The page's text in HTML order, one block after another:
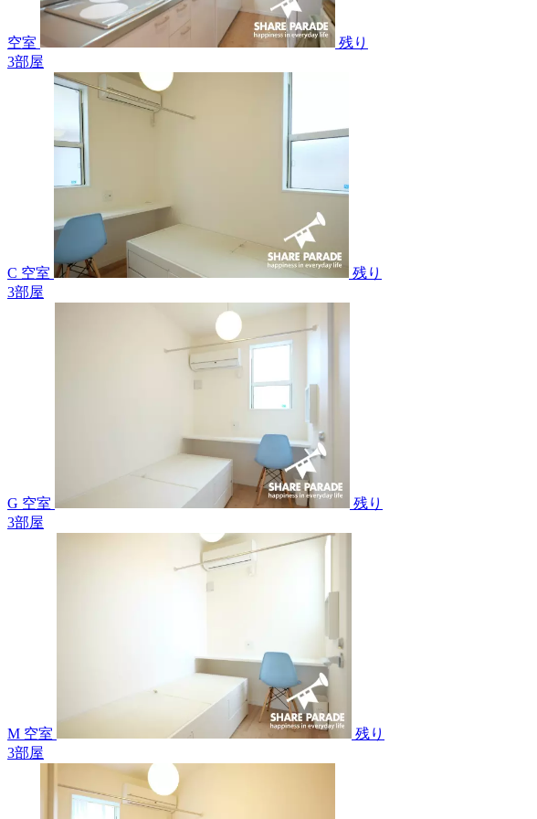
空室
残り
3部屋
C 空室
残り
3部屋
G 空室
残り
3部屋
M 空室
残り
3部屋